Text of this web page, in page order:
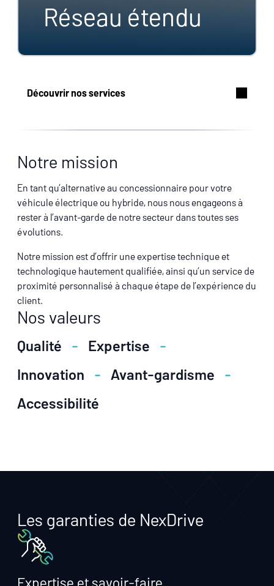
Réseau étendu
Découvrir nos services
Notre mission
En tant qu’alternative au concessionnaire pour votre
véhicule électrique ou hybride, nous nous engageons à
rester à l’avant‑garde de notre secteur dans toutes ses
évolutions.
Notre mission est d’offrir une expertise technique et
technologique hautement qualifiée, ainsi qu’un service de
proximité personnalisé à chaque étape de l’expérience du
client.
Nos valeurs
Qualité
Expertise
Innovation
Avant-gardisme
Accessibilité
Les garanties de NexDrive
Expertise et savoir-faire